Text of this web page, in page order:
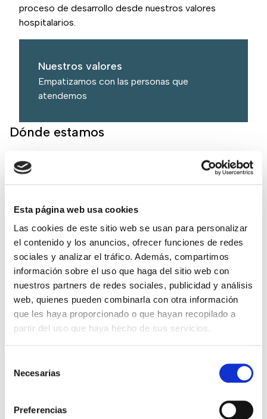
Esta página web usa cookies
Las cookies de este sitio web se usan para personalizar
el contenido y los anuncios, ofrecer funciones de redes
sociales y analizar el tráfico. Además, compartimos
información sobre el uso que haga del sitio web con
nuestros partners de redes sociales, publicidad y análisis
web, quienes pueden combinarla con otra información
que les haya proporcionado o que hayan recopilado a
partir del uso que haya hecho de sus servicios.
Necesarias
Preferencias
proceso de desarrollo desde nuestros valores
hospitalarios.
Nuestros valores
Empatizamos con las personas que
atendemos
Dónde estamos
Ver mapa Ver direcciones